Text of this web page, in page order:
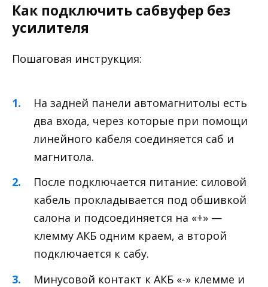
Как подключить сабвуфер без
усилителя
Пошаговая инструкция:
На задней панели автомагнитолы есть
два входа, через которые при помощи
линейного кабеля соединяется саб и
магнитола.
После подключается питание: силовой
кабель прокладывается под обшивкой
салона и подсоединяется на «+» —
клемму АКБ одним краем, а второй
подключается к сабу.
Минусовой контакт к АКБ «-» клемме и